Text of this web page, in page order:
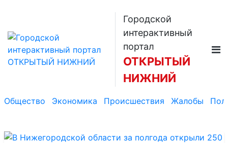
Городской
интерактивный
портал
ОТКРЫТЫЙ
НИЖНИЙ
Общество Экономика Происшествия Жалобы